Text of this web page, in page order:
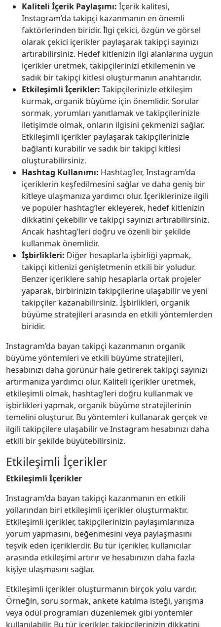
Kaliteli İçerik Paylaşımı: İçerik kalitesi,
Instagram’da takipçi kazanmanın en önemli
faktörlerinden biridir. İlgi çekici, özgün ve görsel
olarak çekici içerikler paylaşarak takipçi sayınızı
artırabilirsiniz. Hedef kitlenizin ilgi alanlarına uygun
içerikler üretmek, takipçilerinizi etkilemenin ve
sadık bir takipçi kitlesi oluşturmanın anahtarıdır.
Etkileşimli İçerikler: Takipçilerinizle etkileşim
kurmak, organik büyüme için önemlidir. Sorular
sormak, yorumları yanıtlamak ve takipçilerinizle
iletişimde olmak, onların ilgisini çekmenizi sağlar.
Etkileşimli içerikler paylaşarak takipçilerinizle
bağlantı kurabilir ve sadık bir takipçi kitlesi
oluşturabilirsiniz.
Hashtag Kullanımı: Hashtag’ler, Instagram’da
içeriklerin keşfedilmesini sağlar ve daha geniş bir
kitleye ulaşmanıza yardımcı olur. İçeriklerinize ilgili
ve popüler hashtag’ler ekleyerek, hedef kitlenizin
dikkatini çekebilir ve takipçi sayınızı artırabilirsiniz.
Ancak hashtag’leri doğru ve özenli bir şekilde
kullanmak önemlidir.
İşbirlikleri: Diğer hesaplarla işbirliği yapmak,
takipçi kitlenizi genişletmenin etkili bir yoludur.
Benzer içeriklere sahip hesaplarla ortak projeler
yaparak, birbirinizin takipçilerine ulaşabilir ve yeni
takipçiler kazanabilirsiniz. İşbirlikleri, organik
büyüme stratejileri arasında en etkili yöntemlerden
biridir.
Instagram’da bayan takipçi kazanmanın organik
büyüme yöntemleri ve etkili büyüme stratejileri,
hesabınızı daha görünür hale getirerek takipçi sayınızı
artırmanıza yardımcı olur. Kaliteli içerikler üretmek,
etkileşimli olmak, hashtag’leri doğru kullanmak ve
işbirlikleri yapmak, organik büyüme stratejilerinin
temelini oluşturur. Bu yöntemleri kullanarak gerçek ve
ilgili takipçilere ulaşabilir ve Instagram hesabınızı daha
etkili bir şekilde büyütebilirsiniz.
Etkileşimli İçerikler
Etkileşimli İçerikler
Instagram’da bayan takipçi kazanmanın en etkili
yollarından biri etkileşimli içerikler oluşturmaktır.
Etkileşimli içerikler, takipçilerinizin paylaşımlarınıza
yorum yapmasını, beğenmesini veya paylaşmasını
teşvik eden içeriklerdir. Bu tür içerikler, kullanıcılar
arasında etkileşimi artırır ve hesabınızın daha fazla
kişiye ulaşmasını sağlar.
Etkileşimli içerikler oluşturmanın birçok yolu vardır.
Örneğin, soru sormak, ankete katılma isteği, yarışma
veya ödül programları düzenlemek gibi yöntemler
kullanılabilir. Bu tür içerikler, takipçilerinizin dikkatini